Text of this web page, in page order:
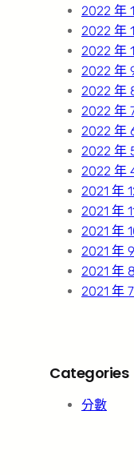
2022 年
2022 年
2022 年
2022 年
2022 年
2022 年
2022 年
2022 年
2022 年
2021 年
2021 年
2021 年
2021 年
2021 年
2021 年
Categories
分數